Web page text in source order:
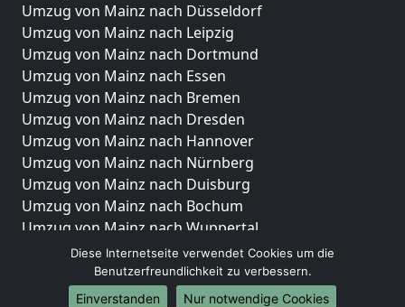
Umzug von Mainz nach Düsseldorf
Umzug von Mainz nach Leipzig
Umzug von Mainz nach Dortmund
Umzug von Mainz nach Essen
Umzug von Mainz nach Bremen
Umzug von Mainz nach Dresden
Umzug von Mainz nach Hannover
Umzug von Mainz nach Nürnberg
Umzug von Mainz nach Duisburg
Umzug von Mainz nach Bochum
Umzug von Mainz nach Wuppertal
Umzug von Mainz nach Bielefeld
Umzug von Mainz nach Bonn
Umzug von Mainz nach Münster
Diese Internetseite verwendet Cookies um die
Benutzerfreundlichkeit zu verbessern.
Einverstanden
Nur notwendige Cookies